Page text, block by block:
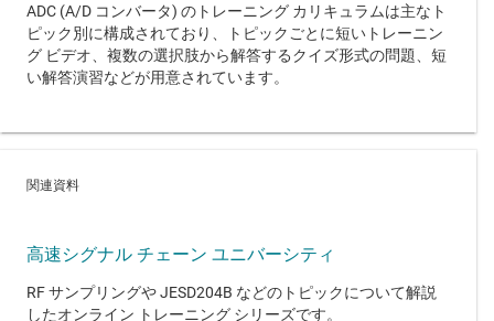
ADC (A/D コンバータ) のトレーニング カリキュラムは主なト
ピック別に構成されており、トピックごとに短いトレーニン
グ ビデオ、複数の選択肢から解答するクイズ形式の問題、短
い解答演習などが用意されています。
関連資料
高速シグナル チェーン ユニバーシティ
RF サンプリングや JESD204B などのトピックについて解説
したオンライン トレーニング シリーズです。